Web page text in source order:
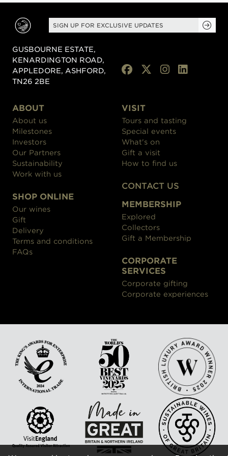
SIGN UP FOR EXCLUSIVE UPDATES
GUSBOURNE ESTATE,
KENARDINGTON ROAD,
APPLEDORE, ASHFORD,
TN26 2BE
ABOUT
About us
Milestones
Investors
Our Partners
Sustainability
Work with us
SHOP ONLINE
Our wines
Gift
Delivery
Terms and conditions
FAQs
VISIT
Tours and tasting
Special events
What's on
Gift a visit
How to find us
CONTACT US
MEMBERSHIP
Explored
Collectors
Gift a Membership
CORPORATE
SERVICES
Corporate gifting
Corporate experiences